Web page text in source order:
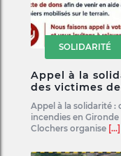
SOLIDARITÉ
Appel à la
des victimes
Appel à la solidarité :
incendies en
Clochers organise [...]